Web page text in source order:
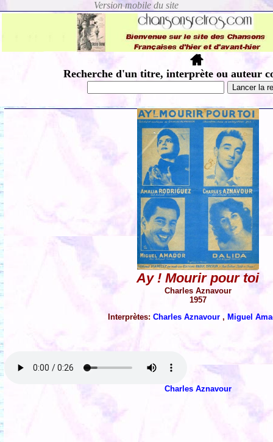
Recherche d'un titre, interprète ou auteur
Ay ! Mourir pour toi
Charles Aznavour
1957
Interprètes:Charles Aznavour, Miguel
Charles Aznavour